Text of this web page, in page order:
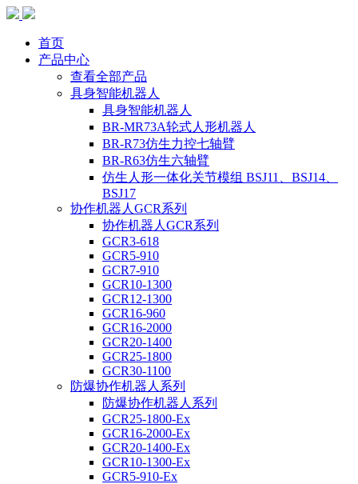
首页
产品中心
查看全部产品
具身智能机器人
具身智能机器人
BR-MR73A轮式人形机器人
BR-R73仿生力控七轴臂
BR-R63仿生六轴臂
仿生人形一体化关节模组 BSJ11、BSJ14、
BSJ17
协作机器人GCR系列
协作机器人GCR系列
GCR3-618
GCR5-910
GCR7-910
GCR10-1300
GCR12-1300
GCR16-960
GCR16-2000
GCR20-1400
GCR25-1800
GCR30-1100
防爆协作机器人系列
防爆协作机器人系列
GCR25-1800-Ex
GCR16-2000-Ex
GCR20-1400-Ex
GCR10-1300-Ex
GCR5-910-Ex